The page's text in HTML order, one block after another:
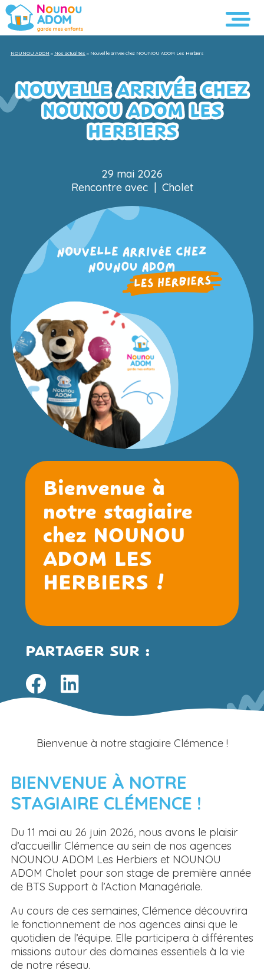
NOUNOU ADOM » Nos actualités » Nouvelle arrivée chez NOUNOU ADOM Les Herbiers
NOUVELLE ARRIVÉE CHEZ
NOUNOU ADOM LES
HERBIERS
29 mai 2026
Rencontre avec | Cholet
Bienvenue à
notre stagiaire
chez NOUNOU
ADOM LES
HERBIERS !
PARTAGER SUR :
Bienvenue à notre stagiaire Clémence !
BIENVENUE À NOTRE
STAGIAIRE CLÉMENCE !
Du 11 mai au 26 juin 2026, nous avons le plaisir
d’accueillir Clémence au sein de nos agences
NOUNOU ADOM Les Herbiers et NOUNOU
ADOM Cholet pour son stage de première année
de BTS Support à l’Action Managériale.
Au cours de ces semaines, Clémence découvrira
le fonctionnement de nos agences ainsi que le
quotidien de l’équipe. Elle participera à différentes
missions autour des domaines essentiels à la vie
de notre réseau.